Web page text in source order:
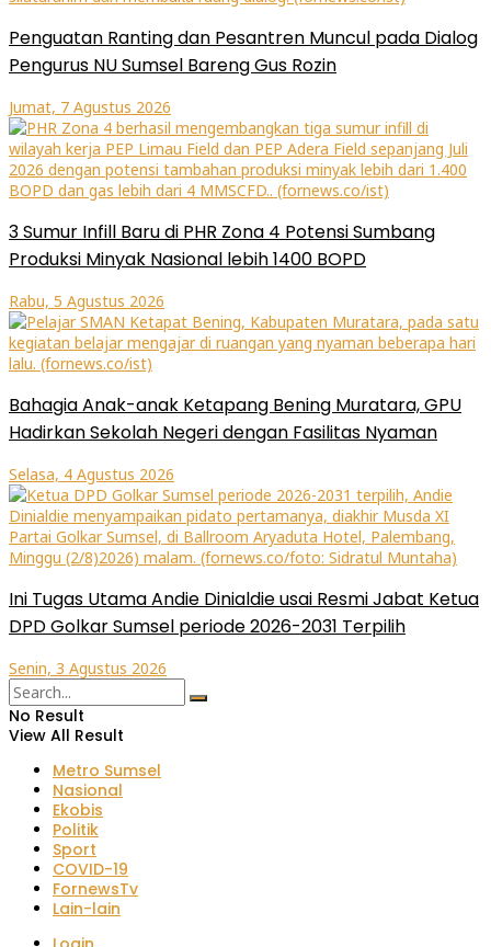
Penguatan Ranting dan Pesantren Muncul pada Dialog
Pengurus NU Sumsel Bareng Gus Rozin
Jumat, 7 Agustus 2026
3 Sumur Infill Baru di PHR Zona 4 Potensi Sumbang
Produksi Minyak Nasional lebih 1400 BOPD
Rabu, 5 Agustus 2026
Bahagia Anak-anak Ketapang Bening Muratara, GPU
Hadirkan Sekolah Negeri dengan Fasilitas Nyaman
Selasa, 4 Agustus 2026
Ini Tugas Utama Andie Dinialdie usai Resmi Jabat Ketua
DPD Golkar Sumsel periode 2026-2031 Terpilih
Senin, 3 Agustus 2026
No Result
View All Result
Metro Sumsel
Nasional
Ekobis
Politik
Sport
COVID-19
FornewsTv
Lain-lain